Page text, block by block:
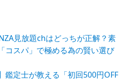
見放題chはどっちが正解？素
コスパ」で極める為の賢い選び
鑑定士が教える「初回500円OFF